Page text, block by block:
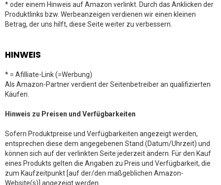
* oder einem Hinweis auf Amazon verlinkt. Durch das Anklicken der
Produktlinks bzw. Werbeanzeigen verdienen wir einen kleinen
Betrag, der uns hilft, diese Seite weiter zu verbessern.
HINWEIS
* = Afilliate-Link (=Werbung)
Als Amazon-Partner verdient der Seitenbetreiber an qualifizierten
Käufen.
Hinweis zu Preisen und Verfügbarkeiten
Sofern Produktpreise und Verfügbarkeiten angezeigt werden,
entsprechen diese dem angegebenen Stand (Datum/Uhrzeit) und
können sich auf der verlinkten Seite jederzeit ändern. Für den Kauf
eines Produkts gelten die Angaben zu Preis und Verfügbarkeit, die
zum Kaufzeitpunkt [auf der/den maßgeblichen Amazon-
Website(s)] angezeigt werden.